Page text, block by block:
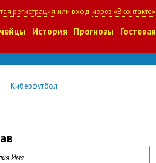
регистрация или вход через «Вконтакте»
История Прогнозы Гостевая
Киберфутбол
Имя